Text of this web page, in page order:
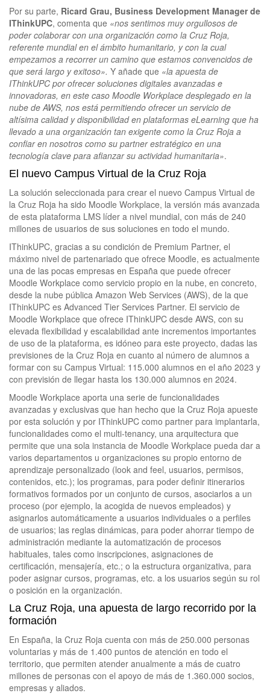
Por su parte, Ricard Grau, Business Development Manager de
IThinkUPC, comenta que «nos sentimos muy orgullosos de
poder colaborar con una organización como la Cruz Roja,
referente mundial en el ámbito humanitario, y con la cual
empezamos a recorrer un camino que estamos convencidos de
que será largo y exitoso». Y añade que «la apuesta de
IThinkUPC por ofrecer soluciones digitales avanzadas e
innovadoras, en este caso Moodle Workplace desplegado en la
nube de AWS, nos está permitiendo ofrecer un servicio de
altísima calidad y disponibilidad en plataformas eLearning que ha
llevado a una organización tan exigente como la Cruz Roja a
confiar en nosotros como su partner estratégico en una
tecnología clave para afianzar su actividad humanitaria».
El nuevo Campus Virtual de la Cruz Roja
La solución seleccionada para crear el nuevo Campus Virtual de
la Cruz Roja ha sido Moodle Workplace, la versión más avanzada
de esta plataforma LMS líder a nivel mundial, con más de 240
millones de usuarios de sus soluciones en todo el mundo.
IThinkUPC, gracias a su condición de Premium Partner, el
máximo nivel de partenariado que ofrece Moodle, es actualmente
una de las pocas empresas en España que puede ofrecer
Moodle Workplace como servicio propio en la nube, en concreto,
desde la nube pública Amazon Web Services (AWS), de la que
IThinkUPC es Advanced Tier Services Partner. El servicio de
Moodle Workplace que ofrece IThinkUPC desde AWS, con su
elevada flexibilidad y escalabilidad ante incrementos importantes
de uso de la plataforma, es idóneo para este proyecto, dadas las
previsiones de la Cruz Roja en cuanto al número de alumnos a
formar con su Campus Virtual: 115.000 alumnos en el año 2023 y
con previsión de llegar hasta los 130.000 alumnos en 2024.
Moodle Workplace aporta una serie de funcionalidades
avanzadas y exclusivas que han hecho que la Cruz Roja apueste
por esta solución y por IThinkUPC como partner para implantarla,
funcionalidades como el multi-tenancy, una arquitectura que
permite que una sola instancia de Moodle Workplace pueda dar a
varios departamentos u organizaciones su propio entorno de
aprendizaje personalizado (look and feel, usuarios, permisos,
contenidos, etc.); los programas, para poder definir itinerarios
formativos formados por un conjunto de cursos, asociarlos a un
proceso (por ejemplo, la acogida de nuevos empleados) y
asignarlos automáticamente a usuarios individuales o a perfiles
de usuarios; las reglas dinámicas, para poder ahorrar tiempo de
administración mediante la automatización de procesos
habituales, tales como inscripciones, asignaciones de
certificación, mensajería, etc.; o la estructura organizativa, para
poder asignar cursos, programas, etc. a los usuarios según su rol
o posición en la organización.
La Cruz Roja, una apuesta de largo recorrido por la
formación
En España, la Cruz Roja cuenta con más de 250.000 personas
voluntarias y más de 1.400 puntos de atención en todo el
territorio, que permiten atender anualmente a más de cuatro
millones de personas con el apoyo de más de 1.360.000 socios,
empresas y aliados.